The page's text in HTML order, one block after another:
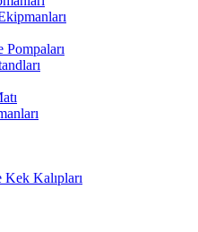
Pompaları
Kek Kalıpları